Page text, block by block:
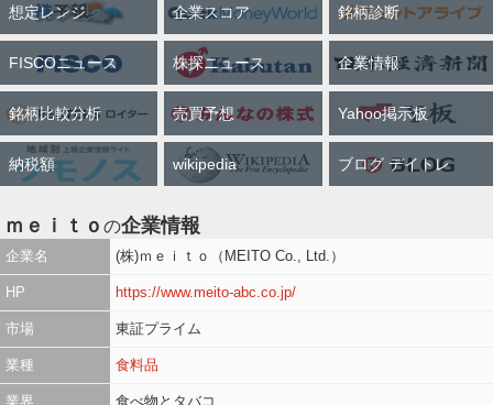
想定レンジ 企業スコア 銘柄診断
FISCOニュース 株探ニュース 企業情報
銘柄比較分析 売買予想 Yahoo掲示板
納税額 wikipedia ブログ デイトレ
ｍｅｉｔｏ の企業情報
企業名 (株)ｍｅｉｔｏ（MEITO Co., Ltd.）
HP https://www.meito-abc.co.jp/
市場 東証プライム
業種 食料品
業界 食べ物とタバコ